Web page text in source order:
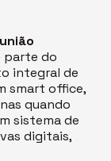
parte do
integral de
smart office,
quando
sistema de
digitais,